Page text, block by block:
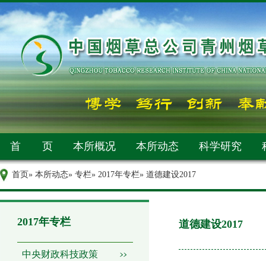
首 页 本所概况 本所动态 科学研究
首页» 本所动态» 专栏» 2017年专栏» 道德建设2017
2017年专栏
中央财政科技政策
道德建设2017